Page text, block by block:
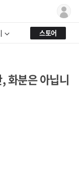
스토어
화분은 아닙니